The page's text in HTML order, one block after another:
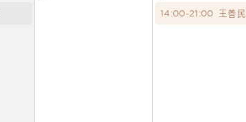
14:00-21:00 王善民